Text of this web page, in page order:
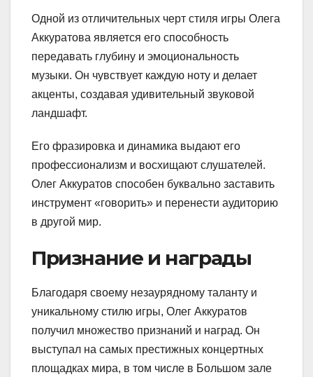
Одной из отличительных черт стиля игры Олега
Аккуратова является его способность
передавать глубину и эмоциональность
музыки. Он чувствует каждую ноту и делает
акценты, создавая удивительный звуковой
ландшафт.
Его фразировка и динамика выдают его
профессионализм и восхищают слушателей.
Олег Аккуратов способен буквально заставить
инструмент «говорить» и перенести аудиторию
в другой мир.
Признание и награды
Благодаря своему незаурядному таланту и
уникальному стилю игры, Олег Аккуратов
получил множество признаний и наград. Он
выступал на самых престижных концертных
площадках мира, в том числе в Большом зале